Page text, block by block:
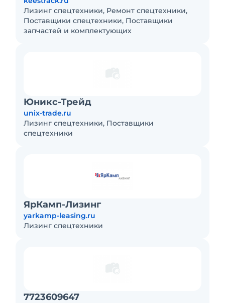
Лизинг спецтехники, Ремонт спецтехники,
Поставщики спецтехники, Поставщики
запчастей и комплектующих
Юникс-Трейд
unix-trade.ru
Лизинг спецтехники, Поставщики
спецтехники
ЯрКамп-Лизинг
yarkamp-leasing.ru
Лизинг спецтехники
7723609647